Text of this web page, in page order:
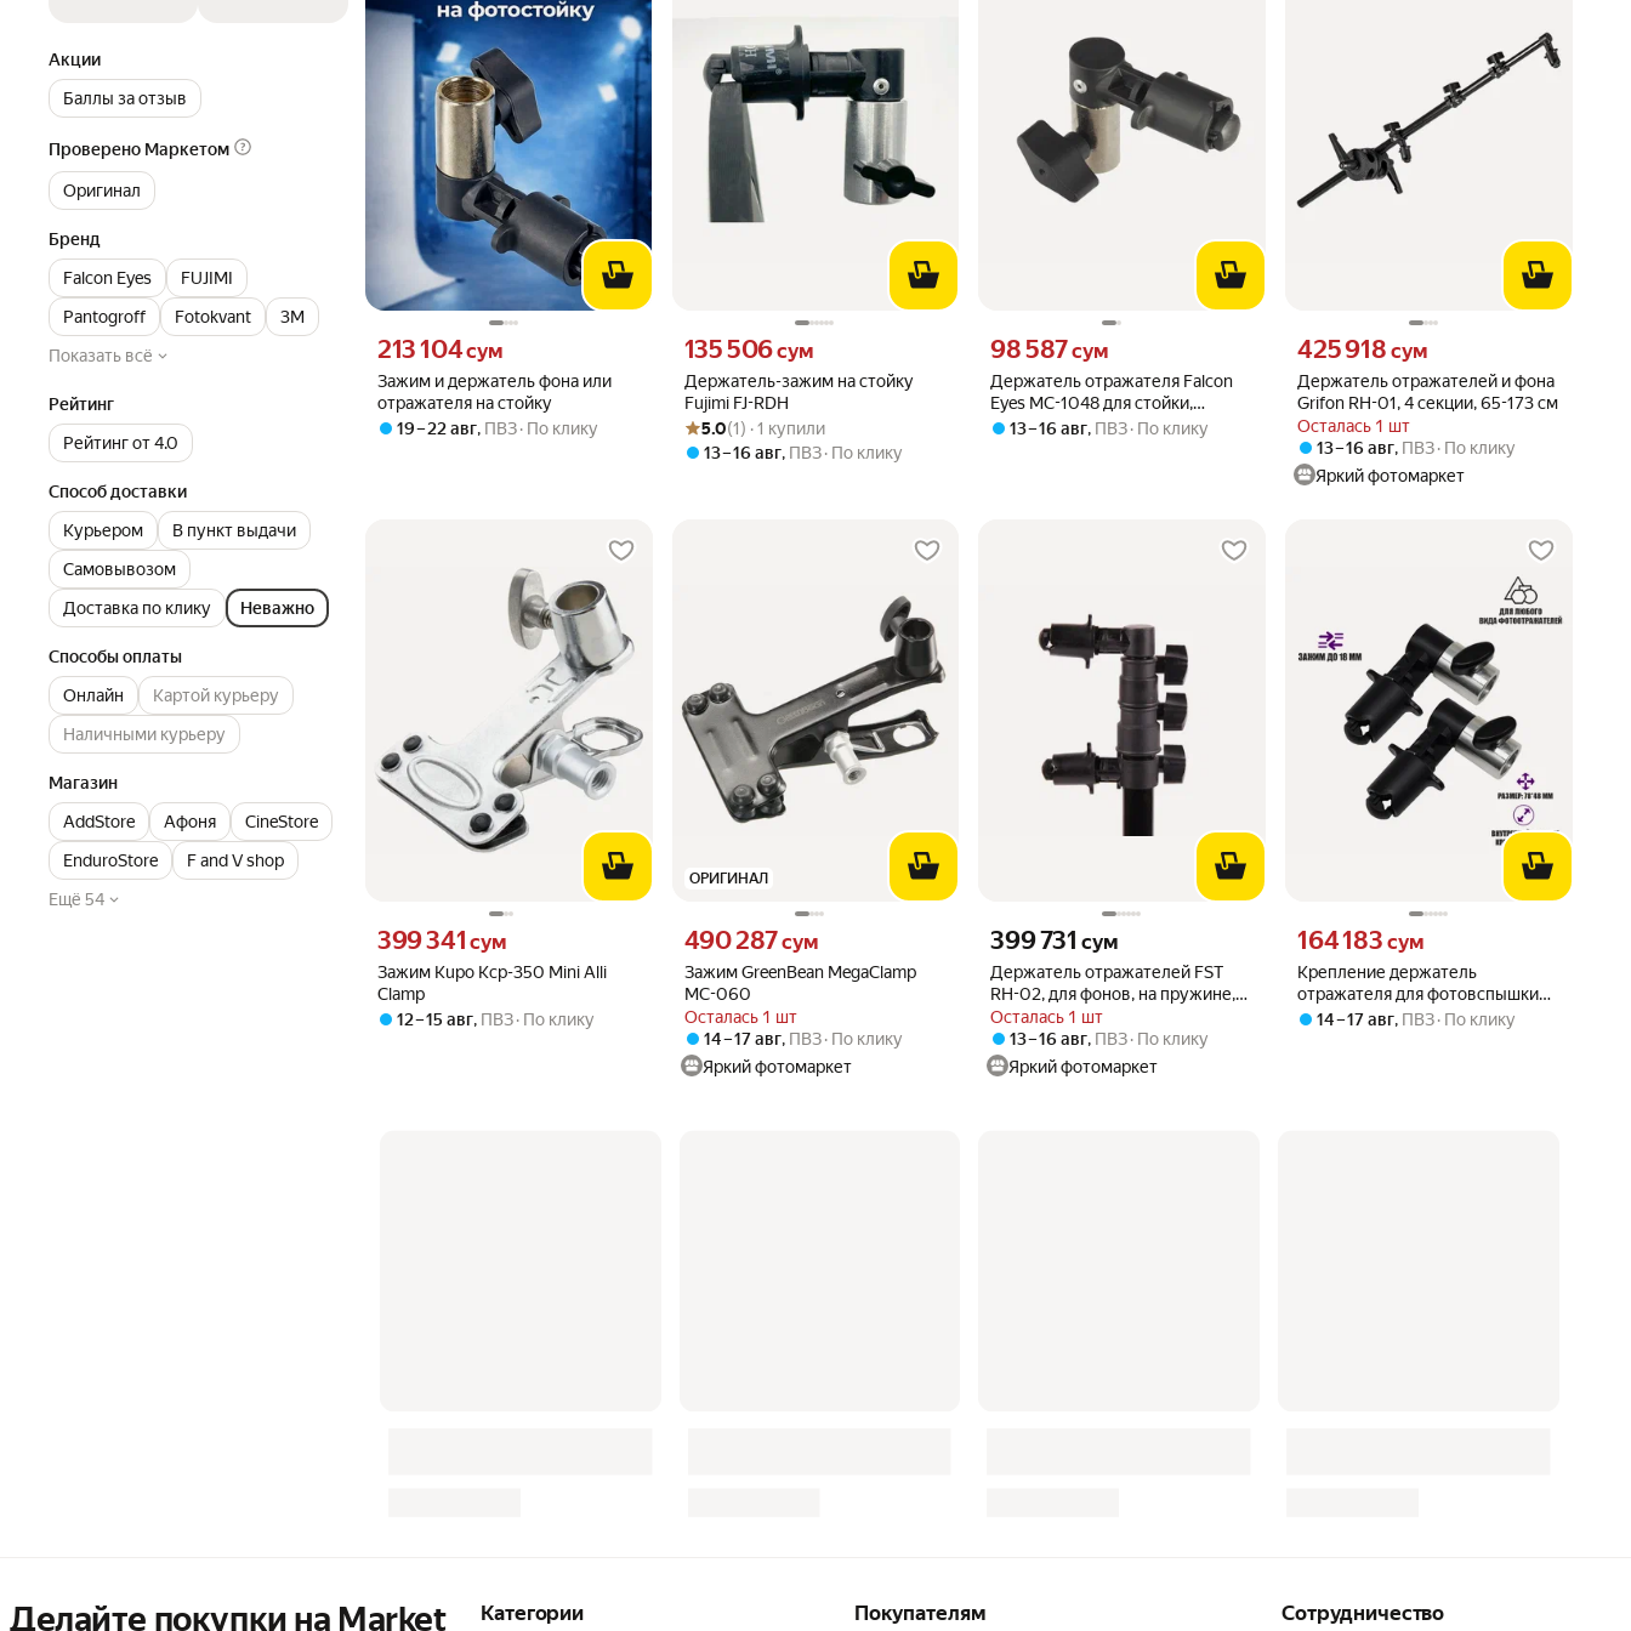
Акции
Баллы за отзыв
Проверено Маркетом
Оригинал
Бренд
Falcon Eyes
FUJIMI
Pantogroff
Fotokvant
3M
Показать всё
Рейтинг
Рейтинг от 4.0
Способ доставки
Курьером
В пункт выдачи
Самовывозом
Доставка по клику
Неважно
Способы оплаты
Онлайн
Картой курьеру
Наличными курьеру
Магазин
AddStore
Aфоня
CineStore
EnduroStore
F and V shop
Ещё 54
Зажим и держатель фона или
отражателя на стойку
Цена 213104 сум вместо
213 104сум
19 – 22 авг, ПВЗ По клику
Держатель-зажим на стойку
Fujimi FJ-RDH
Цена 135506 сум вместо
135 506сум
Рейтинг товара: 5.0 из 5
Оценок: (1) · 1 купили
5.0(1) · 1 купили
13 – 16 авг, ПВЗ По клику
Держатель отражателя Falcon
Eyes MC-1048 для стойки,
студийное оборудование
Цена 98587 сум вместо
98 587сум
13 – 16 авг, ПВЗ По клику
Держатель отражателей и фона
Grifon RH-01, 4 секции, 65-173 см
Осталась 1 шт
Цена 425918 сум вместо
425 918 сум
13 – 16 авг, ПВЗ По клику
Яркий фотомаркет
Зажим Kupo Kcp-350 Mini Alli
Clamp
Цена 399341 сум вместо
399 341 сум
12 – 15 авг, ПВЗ По клику
ОРИГИНАЛ
Зажим GreenBean MegaClamp
MC-060
Осталась 1 шт
Цена 490287 сум вместо
490 287сум
14 – 17 авг, ПВЗ По клику
Яркий фотомаркет
Держатель отражателей FST
RH-02, для фонов, на пружине,
черный
Осталась 1 шт
Цена 399731 сум вместо
399 731 сум
13 – 16 авг, ПВЗ По клику
Яркий фотомаркет
Крепление держатель
отражателя для фотовспышки
на стойку, 2 шт
Цена 164183 сум вместо
164 183 сум
14 – 17 авг, ПВЗ По клику
Делайте покупки на Market Категории Покупателям Сотрудничество